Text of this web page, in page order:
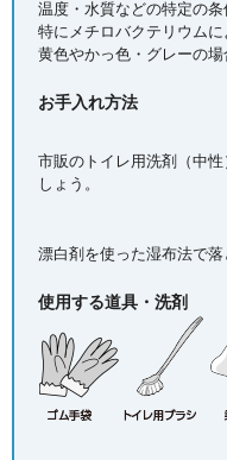
温度・水質などの特定の条
特にメチロバクテリウムに
黄色やかっ色・グレーの場
お手入れ方法
市販のトイレ用洗剤（中
しょう。
漂白剤を使った湿布法で落
使用する道具・洗剤